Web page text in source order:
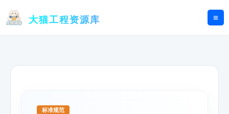
大猫工程资源库
标准规范